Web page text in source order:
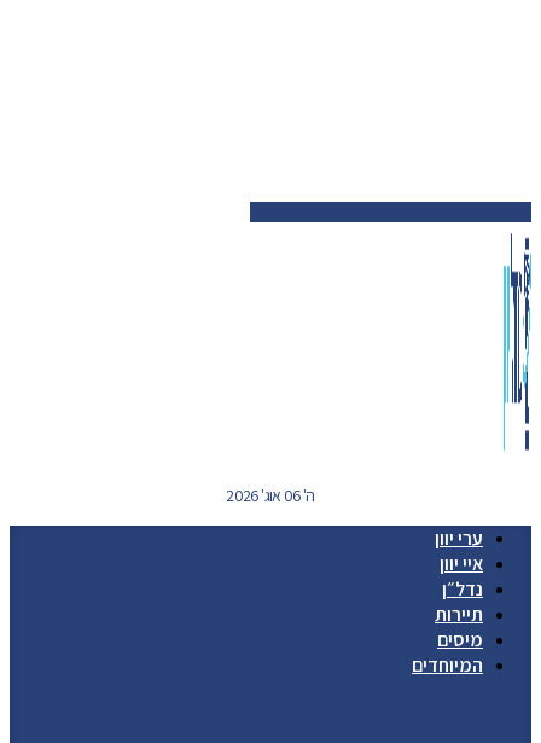
ה' 06 אוג' 2026
ערי יוון
איי יוון
נדל״ן
תיירות
מיסים
המיוחדים